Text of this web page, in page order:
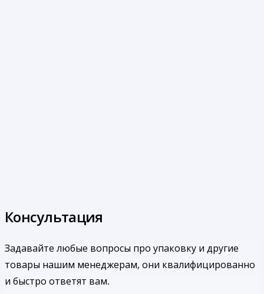
Консультация
Задавайте любые вопросы про упаковку и другие
товары нашим менеджерам, они квалифицированно
и быстро ответят вам.